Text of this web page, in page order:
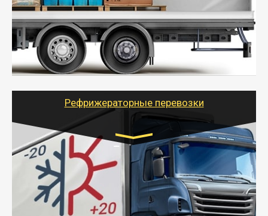
- Экономный способ доставить вещи от 200 кг в
другой город - догрузом или попутно. Попутные
грузоперевозки для физлиц, ИП и юрлиц обходятся
дешевле.
- Тайгер Логистик организует доставку
крупногабаритных и личных вещей по нужному
для погрузочно-разгрузочных работ при перевозке.
Рефрижераторные перевозки
Транспорт:
Газель (1,5 и 3 тонны), Бычок, Еврофура от 5 до
10 тонн
от 6000 руб.